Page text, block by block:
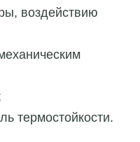
воздействию
термостойкости.